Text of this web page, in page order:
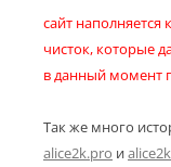
сайт наполняется
чисток, которые
в данный момент
Так же много
alice2k.pro и